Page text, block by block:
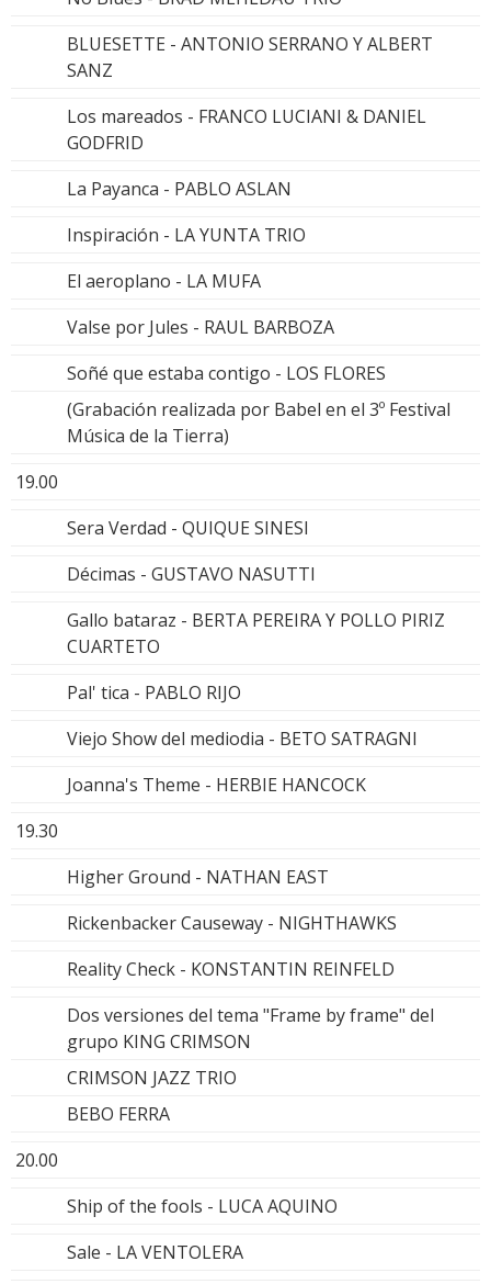
BLUESETTE - ANTONIO SERRANO Y ALBERT
SANZ
Los mareados - FRANCO LUCIANI & DANIEL
GODFRID
La Payanca - PABLO ASLAN
Inspiración - LA YUNTA TRIO
El aeroplano - LA MUFA
Valse por Jules - RAUL BARBOZA
Soñé que estaba contigo - LOS FLORES
(Grabación realizada por Babel en el 3º Festival
Música de la Tierra)
19.00
Sera Verdad - QUIQUE SINESI
Décimas - GUSTAVO NASUTTI
Gallo bataraz - BERTA PEREIRA Y POLLO PIRIZ
CUARTETO
Pal' tica - PABLO RIJO
Viejo Show del mediodia - BETO SATRAGNI
Joanna's Theme - HERBIE HANCOCK
19.30
Higher Ground - NATHAN EAST
Rickenbacker Causeway - NIGHTHAWKS
Reality Check - KONSTANTIN REINFELD
Dos versiones del tema "Frame by frame" del
grupo KING CRIMSON
CRIMSON JAZZ TRIO
BEBO FERRA
20.00
Ship of the fools - LUCA AQUINO
Sale - LA VENTOLERA